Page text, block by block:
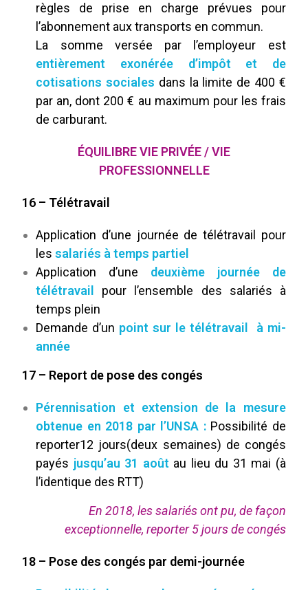
règles de prise en charge prévues pour
l’abonnement aux transports en commun.
La somme versée par l’employeur est
entièrement exonérée d’impôt et de
cotisations sociales dans la limite de 400 €
par an, dont 200 € au maximum pour les frais
de carburant.
ÉQUILIBRE VIE PRIVÉE / VIE
PROFESSIONNELLE
16 – Télétravail
Application d’une journée de télétravail pour
lessalariés à temps partiel
Application d’une deuxième journée de
télétravail
pour l’ensemble des salariés à
temps plein
Demande d’un point sur le télétravail à mi-
année
17 – Report de pose des congés
Pérennisation et extension de la mesure
obtenue en 2018 par l’UNSA : Possibilité de
reporter12 jours(deux semaines) de congés
payés jusqu’au 31 août au lieu du 31 mai (à
l’identique des RTT)
En 2018, les salariés ont pu, de façon
exceptionnelle, reporter 5 jours de congés
18 – Pose des congés par demi-journée